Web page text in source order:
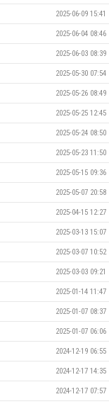
2025-06-09 15:41
2025-06-04 08:46
2025-06-03 08:39
2025-05-30 07:54
2025-05-26 08:49
2025-05-25 12:45
2025-05-24 08:50
2025-05-23 11:50
2025-05-15 09:36
2025-05-07 20:58
2025-04-15 12:27
2025-03-13 15:07
2025-03-07 10:52
2025-03-03 09:21
2025-01-14 11:47
2025-01-07 08:37
2025-01-07 06:06
2024-12-19 06:55
2024-12-17 14:35
2024-12-17 07:57